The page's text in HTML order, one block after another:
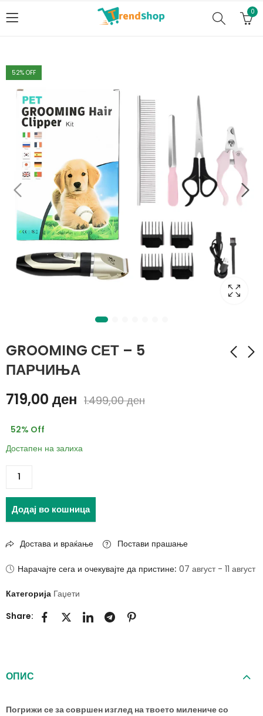
0
52% OFF
GROOMING СЕТ – 5
ПАРЧИЊА
719,00 ден 1.499,00ден
52% Off
Достапен на залиха
Додај во кошница
Достава и враќање Постави прашање
Нарачајте сега и очекувајте да пристине: 07 август - 11 август
Категорија Гаџети
Share:
ОПИС
Погрижи се за совршен изглед на твоето милениче со